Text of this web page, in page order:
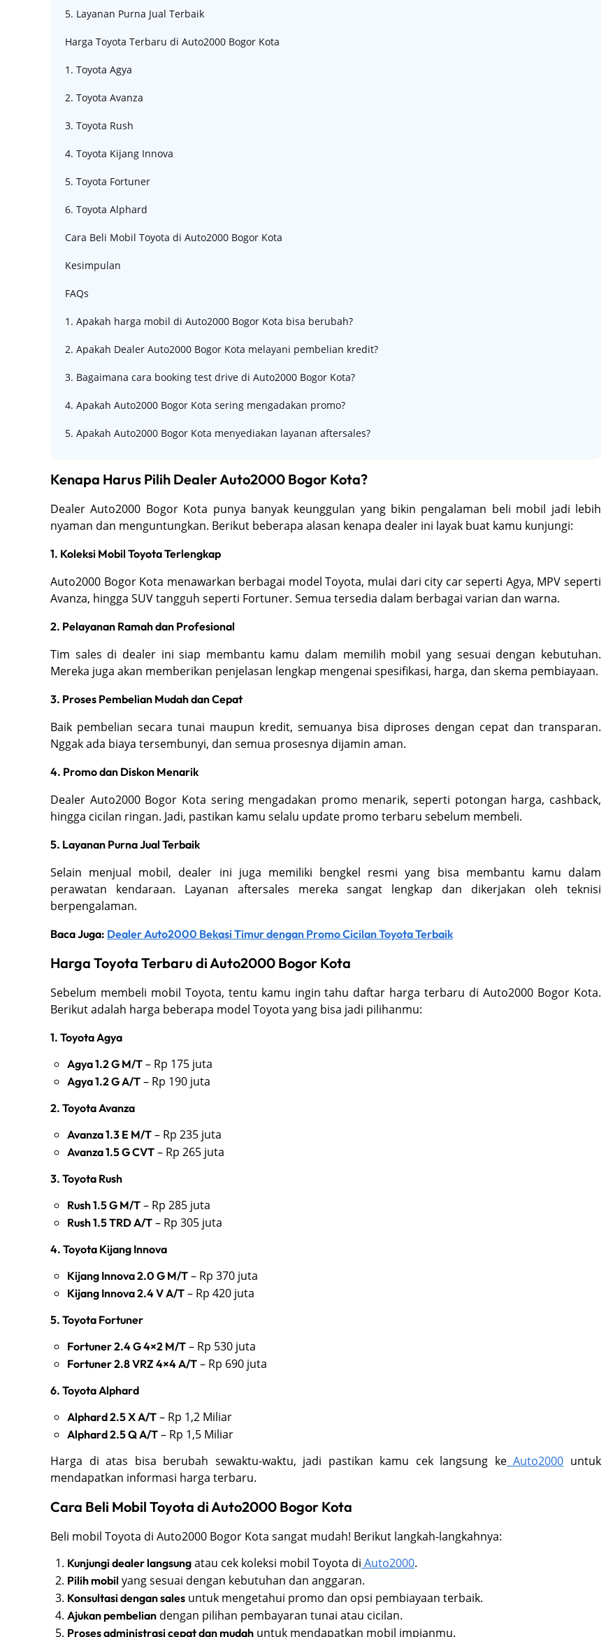
5. Layanan Purna Jual Terbaik
Harga Toyota Terbaru di Auto2000 Bogor Kota
1. Toyota Agya
2. Toyota Avanza
3. Toyota Rush
4. Toyota Kijang Innova
5. Toyota Fortuner
6. Toyota Alphard
Cara Beli Mobil Toyota di Auto2000 Bogor Kota
Kesimpulan
FAQs
1. Apakah harga mobil di Auto2000 Bogor Kota bisa berubah?
2. Apakah Dealer Auto2000 Bogor Kota melayani pembelian kredit?
3. Bagaimana cara booking test drive di Auto2000 Bogor Kota?
4. Apakah Auto2000 Bogor Kota sering mengadakan promo?
5. Apakah Auto2000 Bogor Kota menyediakan layanan aftersales?
Kenapa Harus Pilih Dealer Auto2000 Bogor Kota?
Dealer Auto2000 Bogor Kota punya banyak keunggulan yang bikin pengalaman beli mobil jadi lebih
nyaman dan menguntungkan. Berikut beberapa alasan kenapa dealer ini layak buat kamu kunjungi:
1. Koleksi Mobil Toyota Terlengkap
Auto2000 Bogor Kota menawarkan berbagai model Toyota, mulai dari city car seperti Agya, MPV seperti
Avanza, hingga SUV tangguh seperti Fortuner. Semua tersedia dalam berbagai varian dan warna.
2. Pelayanan Ramah dan Profesional
Tim sales di dealer ini siap membantu kamu dalam memilih mobil yang sesuai dengan kebutuhan.
Mereka juga akan memberikan penjelasan lengkap mengenai spesifikasi, harga, dan skema pembiayaan.
3. Proses Pembelian Mudah dan Cepat
Baik pembelian secara tunai maupun kredit, semuanya bisa diproses dengan cepat dan transparan.
Nggak ada biaya tersembunyi, dan semua prosesnya dijamin aman.
4. Promo dan Diskon Menarik
Dealer Auto2000 Bogor Kota sering mengadakan promo menarik, seperti potongan harga, cashback,
hingga cicilan ringan. Jadi, pastikan kamu selalu update promo terbaru sebelum membeli.
5. Layanan Purna Jual Terbaik
Selain menjual mobil, dealer ini juga memiliki bengkel resmi yang bisa membantu kamu dalam
perawatan kendaraan. Layanan aftersales mereka sangat lengkap dan dikerjakan oleh teknisi
berpengalaman.
Baca Juga: Dealer Auto2000 Bekasi Timur dengan Promo Cicilan Toyota Terbaik
Harga Toyota Terbaru di Auto2000 Bogor Kota
Sebelum membeli mobil Toyota, tentu kamu ingin tahu daftar harga terbaru di Auto2000 Bogor Kota.
Berikut adalah harga beberapa model Toyota yang bisa jadi pilihanmu:
1. Toyota Agya
Agya 1.2 G M/T – Rp 175 juta
Agya 1.2 G A/T – Rp 190 juta
2. Toyota Avanza
Avanza 1.3 E M/T – Rp 235 juta
Avanza 1.5 G CVT – Rp 265 juta
3. Toyota Rush
Rush 1.5 G M/T – Rp 285 juta
Rush 1.5 TRD A/T – Rp 305 juta
4. Toyota Kijang Innova
Kijang Innova 2.0 G M/T – Rp 370 juta
Kijang Innova 2.4 V A/T – Rp 420 juta
5. Toyota Fortuner
Fortuner 2.4 G 4×2 M/T – Rp 530 juta
Fortuner 2.8 VRZ 4×4 A/T – Rp 690 juta
6. Toyota Alphard
Alphard 2.5 X A/T – Rp 1,2 Miliar
Alphard 2.5 Q A/T – Rp 1,5 Miliar
Harga di atas bisa berubah sewaktu-waktu, jadi pastikan kamu cek langsung keAuto2000 untuk
mendapatkan informasi harga terbaru.
Cara Beli Mobil Toyota di Auto2000 Bogor Kota
Beli mobil Toyota di Auto2000 Bogor Kota sangat mudah! Berikut langkah-langkahnya:
Kunjungi dealer langsung atau cek koleksi mobil Toyota di Auto2000.
Pilih mobil yang sesuai dengan kebutuhan dan anggaran.
Konsultasi dengan sales untuk mengetahui promo dan opsi pembiayaan terbaik.
Ajukan pembelian dengan pilihan pembayaran tunai atau cicilan.
Proses administrasi cepat dan mudah untuk mendapatkan mobil impianmu.